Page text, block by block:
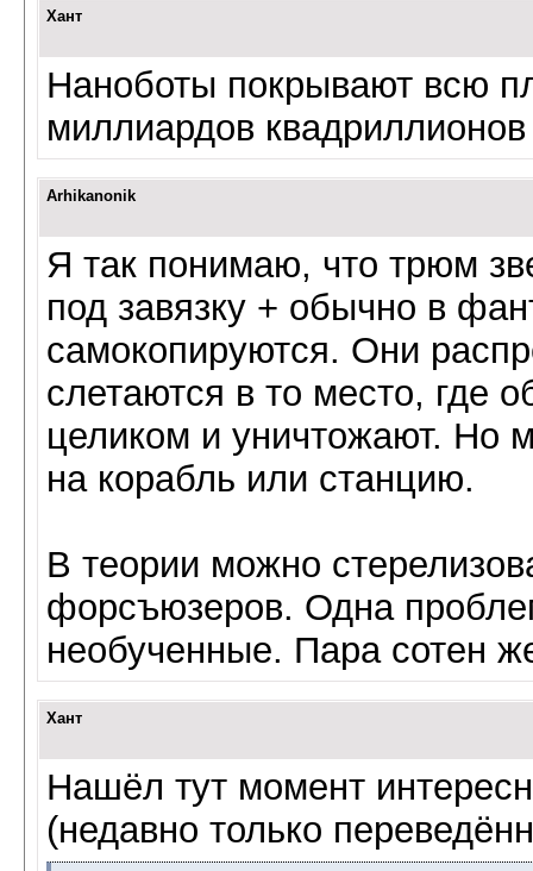
Хант
Наноботы покрывают всю
миллиардов
Arhikanonik
Я так понимаю, что трюм
под завязку + обычно в
самокопируются. Они
слетаются в то место, где
целиком и уничтожают. Но
на корабль или станцию.
В теории можно
форсъюзеров. Одна
необученные. Пара сотен
Хант
Нашёл тут момент
(недавно только